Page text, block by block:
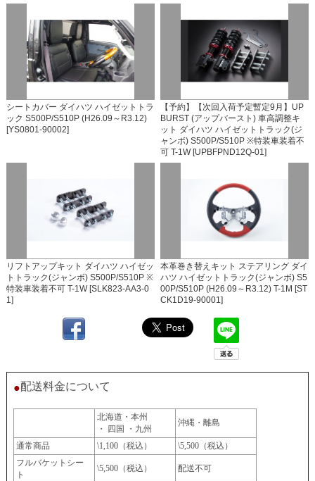
シートカバー ダイハツ ハイゼットトラ
ック S500P/S510P (H26.09～R3.12)
[YS0801-90002]
【予約】【次回入荷予定暫定9月】UP
BURST (アップバースト) 車高調整キ
ット ダイハツ ハイゼットトラック(ジ
ャンボ) S500P/S510P ※特装車装着不
可 T-1W [UPBFPND12Q-01]
リフトアップキット ダイハツ ハイゼッ
トトラック(ジャンボ) S500P/S510P ※
特装車装着不可 T-1W [SLK823-AA3-0
1]
本革巻き替えキット ステアリング ダイ
ハツ ハイゼットトラック(ジャンボ) S5
00P/S510P (H26.09～R3.12) T-1M [ST
CK1D19-90001]
●配送料金について
北海道・本州
・ 四国 ・九州
沖縄・離島
通常商品 \1,100（税込）
\5,500（税込）
フルバケットシー
ト
\5,500（税込） 配送不可